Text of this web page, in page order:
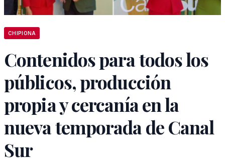
CHIPIONA
Contenidos para todos los
públicos, producción
propia y cercanía en la
nueva temporada de Canal
Sur